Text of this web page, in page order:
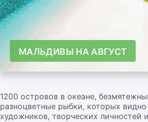
МАЛЬДИВЫ НА АВГУСТ
1200 островов в океане,
разноцветные рыбки, которых
художников, творческих личностей